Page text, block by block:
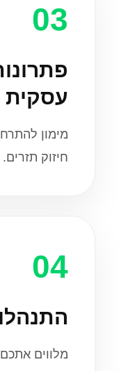
03
עסקית
מימון
חיזוק תזרים.
04
מלווים